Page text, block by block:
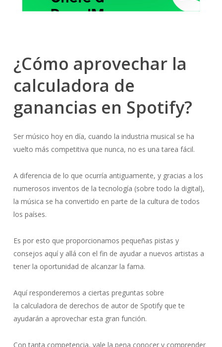
¿Cómo aprovechar la
calculadora de
ganancias en Spotify?
Ser músico hoy en día, cuando la industria musical se ha
vuelto más competitiva que nunca, no es una tarea fácil.
A diferencia de lo que ocurría antiguamente, y gracias a los
numerosos inventos de la tecnología (sobre todo la digital),
la música se ha convertido en parte de la cultura de todos
los países.
Es por esto que proporcionamos pequeñas pistas y
consejos aquí y allá con el fin de ayudar a nuevos artistas a
tener la oportunidad de alcanzar la fama.
Aquí responderemos a ciertas preguntas sobre
la calculadora de derechos de autor de Spotifyque te
ayudarán a aprovechar esta gran función.
Con tanta competencia, vale la pena conocer y comprender